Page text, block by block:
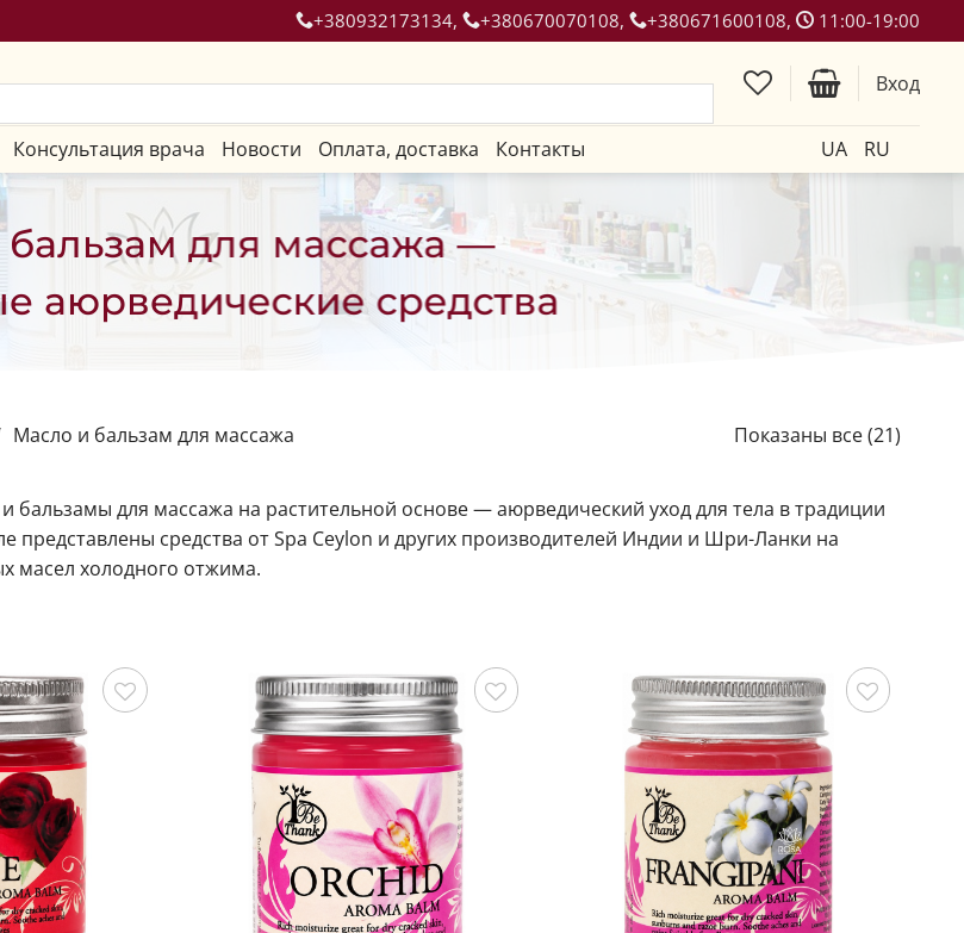
+380932173134, +380670070108, +380671600108, 11:00-19:00
Вход
Консультация врача Новости Оплата, доставка Контакты UA RU
для массажа —
аюрведические средства
Масло и бальзам для массажа Показаны все (21)
бальзамы для массажа на растительной основе — аюрведический уход для тела в традиции
представлены средства от Spa Ceylon и других производителей Индии и Шри-Ланки на
масел холодного отжима.
Сохранить Сохранить Сохранить